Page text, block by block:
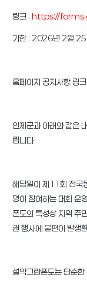
링크 : https://
기한 : 2026년 2월 25
홈페이지 공지사항
인제군과 아래와 같은
립니다
해당일이 제11회 전국
명이 참여하는 대회 운
폰도의 특성상 지역 주
권 행사에 불편이 발생
설악그란폰도는 단순